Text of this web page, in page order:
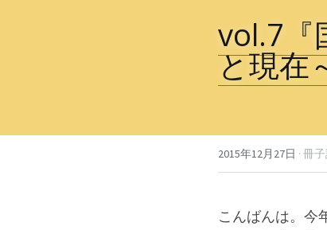
vol.7『
と現在
2015年12月27日 · 冊
こんばんは。今